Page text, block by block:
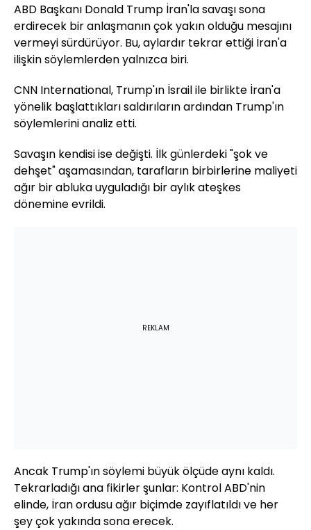
ABD Başkanı Donald Trump İran'la savaşı sona
erdirecek bir anlaşmanın çok yakın olduğu mesajını
vermeyi sürdürüyor. Bu, aylardır tekrar ettiği İran'a
ilişkin söylemlerden yalnızca biri.
CNN International, Trump'ın İsrail ile birlikte İran'a
yönelik başlattıkları saldırıların ardından Trump'ın
söylemlerini analiz etti.
Savaşın kendisi ise değişti. İlk günlerdeki "şok ve
dehşet" aşamasından, tarafların birbirlerine maliyeti
ağır bir abluka uyguladığı bir aylık ateşkes
dönemine evrildi.
REKLAM
Ancak Trump'ın söylemi büyük ölçüde aynı kaldı.
Tekrarladığı ana fikirler şunlar: Kontrol ABD'nin
elinde, İran ordusu ağır biçimde zayıflatıldı ve her
şey çok yakında sona erecek.